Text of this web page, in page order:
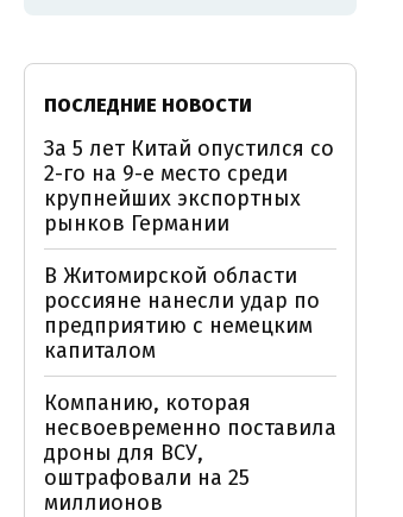
ПОСЛЕДНИЕ НОВОСТИ
За 5 лет Китай опустился со
2-го на 9-е место среди
крупнейших экспортных
рынков Германии
В Житомирской области
россияне нанесли удар по
предприятию с немецким
капиталом
Компанию, которая
несвоевременно поставила
дроны для ВСУ,
оштрафовали на 25
миллионов